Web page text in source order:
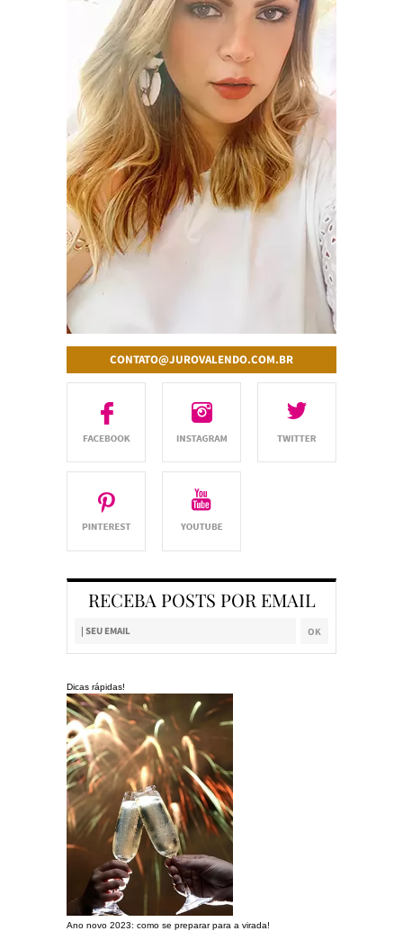
CONTATO@JUROVALENDO.COM.BR
RECEBA POSTS POR EMAIL
Dicas rápidas!
Ano novo 2023: como se preparar para a virada!